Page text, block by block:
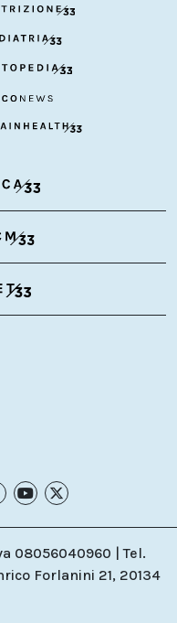
08056040960 | Tel.
Forlanini 21, 20134